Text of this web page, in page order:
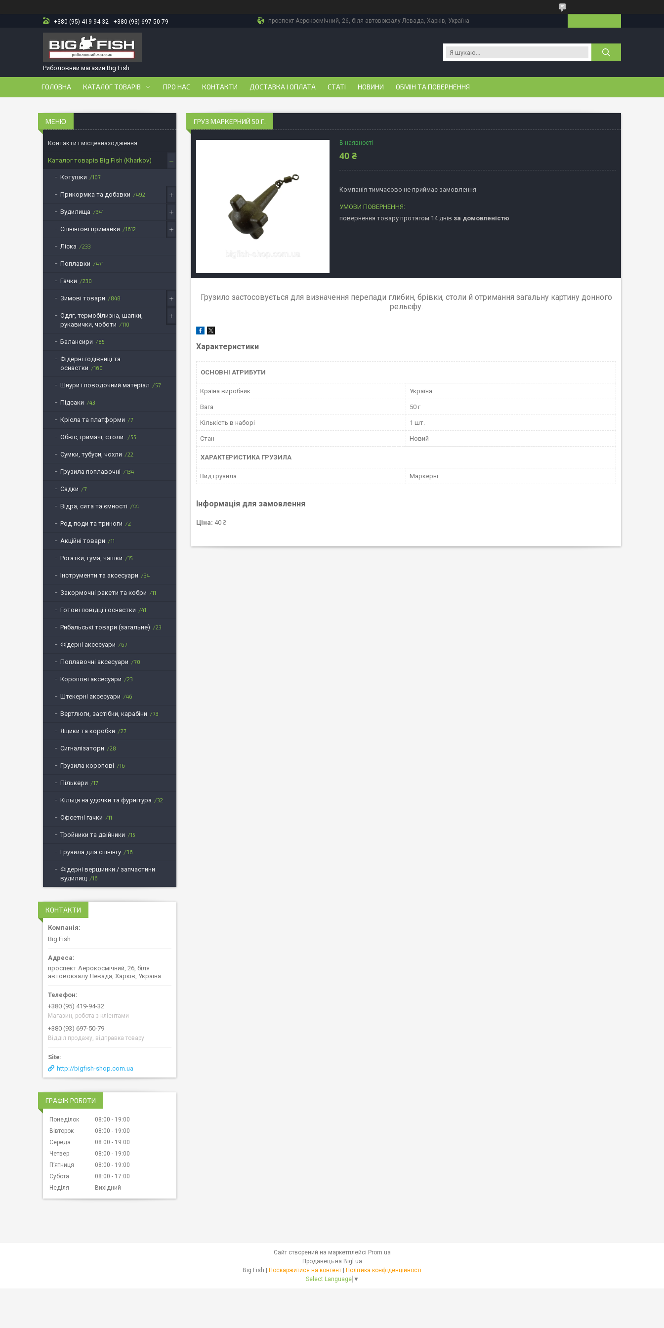
+380 (95) 419-94-32 +380 (93) 697-50-79 проспект Аерокосмічний, 26, біля автовокзалу Левада, Харків, Україна
Риболовний магазин Big Fish
ГОЛОВНА КАТАЛОГ ТОВАРІВ ПРО НАС КОНТАКТИ ДОСТАВКА І ОПЛАТА СТАТІ НОВИНИ ОБМІН ТА ПОВЕРНЕННЯ
ГРУЗ МАРКЕРНИЙ 50 Г.
В наявності
40 ₴
Компанія тимчасово не приймає замовлення
повернення товару протягом 14 днів за домовленістю
Грузило застосовується для визначення перепади глибин, брівки, столи й отримання загальну картину донного
рельєфу.
Характеристики
ОСНОВНІ АТРИБУТИ
Країна виробник Україна
Вага 50 г
Кількість в наборі 1 шт.
Стан Новий
ХАРАКТЕРИСТИКА ГРУЗИЛА
Вид грузила Маркерні
Інформація для замовлення
Ціна: 40 ₴
Контакти і місцезнаходження
Каталог товарів Big Fish (Kharkov)
Котушки 107
Прикормка та добавки 492
Вудилища 341
Спінінгові приманки 1612
Ліска 233
Поплавки 471
Гачки 230
Зимові товари 848
Одяг, термобілизна, шапки,
рукавички, чоботи
110
Балансири 85
Фідерні годівниці та
оснастки
160
Шнури і поводочний матеріал 57
Підсаки 43
Крісла та платформи 7
Обвіс,тримачі, столи. 55
Сумки, тубуси, чохли 22
Грузила поплавочні 134
Садки 7
Відра, сита та ємності 44
Род-поди та триноги 2
Акційні товари 11
Рогатки, гума, чашки 15
Інструменти та аксесуари 34
Закормочні ракети та кобри 11
Готові повідці і оснастки 41
Рибальські товари (загальне) 23
Фідерні аксесуари 67
Поплавочні аксесуари 70
Коропові аксесуари 23
Штекерні аксесуари 46
Вертлюги, застібки, карабіни 73
Ящики та коробки 27
Сигналізатори 28
Грузила коропові 16
Пількери 17
Кільця на удочки та фурнітура 32
Офсетні гачки 11
Тройники та двійники 15
Грузила для спінінгу 36
Фідерні вершинки / запчастини
вудилищ
16
КОНТАКТИ
Big Fish
проспект Аерокосмічний, 26, біля
автовокзалу Левада, Харків, Україна
+380 (95) 419-94-32
Магазин, робота з кліентами
+380 (93) 697-50-79
Відділ продажу, відправка товару
http://bigfish-shop.com.ua
ГРАФІК РОБОТИ
Понеділок 08:00
19:00
Вівторок
08:00
19:00
Середа
08:00
19:00
Четвер
08:00
19:00
Пʼятниця
08:00
19:00
Субота
08:00
17:00
Неділя
Вихідний
Сайт створений на маркетплейсі Prom.ua
Продавець на Bigl.ua
Big Fish | Поскаржитися на контент | Політика конфіденційності
Select Language ▼